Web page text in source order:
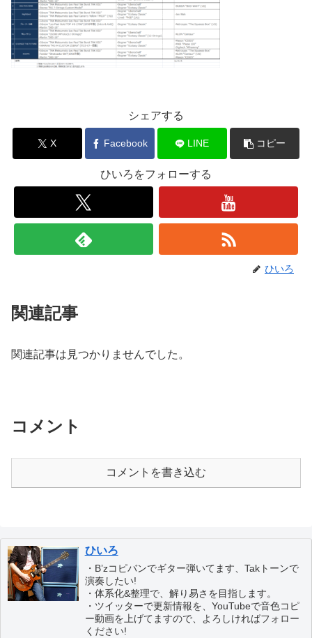
シェアする
X Facebook LINE コピー
ひいろをフォローする
ひいろ
関連記事
関連記事は見つかりませんでした。
コメント
コメントを書き込む
ひいろ
・B’zコピバンでギター弾いてます、Takトーンで
演奏したい!
・体系化&整理で、解り易さを目指します。
・ツイッターで更新情報を、YouTubeで音色コピ
ー動画を上げてますので、よろしければフォロー
ください!